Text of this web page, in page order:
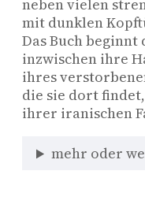
neben vielen
mit dunklen
Das Buch beginnt
inzwischen ihre
ihres
die sie dort
ihrer iranischen
mehr oder